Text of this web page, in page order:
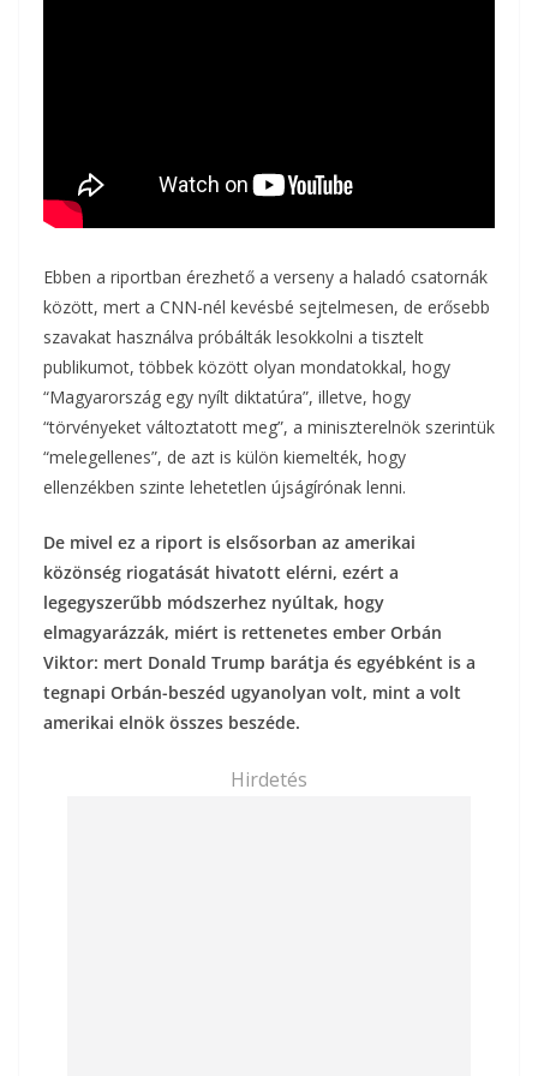
Ebben a riportban érezhető a verseny a haladó csatornák
között, mert a CNN-nél kevésbé sejtelmesen, de erősebb
szavakat használva próbálták lesokkolni a tisztelt
publikumot, többek között olyan mondatokkal, hogy
“Magyarország egy nyílt diktatúra”, illetve, hogy
“törvényeket változtatott meg”, a miniszterelnök szerintük
“melegellenes”, de azt is külön kiemelték, hogy
ellenzékben szinte lehetetlen újságírónak lenni.
De mivel ez a riport is elsősorban az amerikai
közönség riogatását hivatott elérni, ezért a
legegyszerűbb módszerhez nyúltak, hogy
elmagyarázzák, miért is rettenetes ember Orbán
Viktor: mert Donald Trump barátja és egyébként is a
tegnapi Orbán-beszéd ugyanolyan volt, mint a volt
amerikai elnök összes beszéde.
Hirdetés